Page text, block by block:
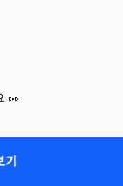
👀